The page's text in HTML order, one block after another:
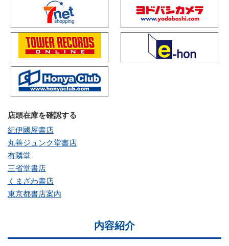
店頭在庫を確認する
紀伊國屋書店
丸善ジュンク堂書店
有隣堂
三省堂書店
くまざわ書店
東京都書店案内
内容紹介